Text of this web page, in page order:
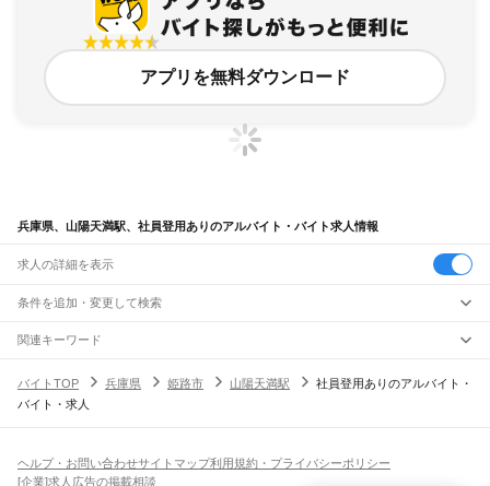
アプリを無料ダウンロード
兵庫県、山陽天満駅、社員登用ありのアルバイト・バイト求人情報
求人の詳細を表示
条件を追加・変更して検索
市区町村を追加・変更
兵庫県すべて
神戸市
西脇市宝塚市三木市高砂市川西市小野市三田市加西市丹波篠山市
駅を追加・変更
職種を追加・変更
飲食・フードサービスすべて
ホールスタッフキッチンスタッフ
人気
関連キーワード
バイトTOP
兵庫県 姫路市 山陽天満駅
社員登用ありのアルバイト・
バイト・求人
ヘルプ・お問い合わせサイトマップ利用規約・プライバシーポリシー
[企業]求人広告の掲載相談